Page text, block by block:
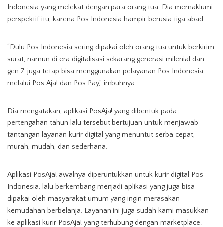
Indonesia yang melekat dengan para orang tua. Dia memaklumi
perspektif itu, karena Pos Indonesia hampir berusia tiga abad.
“Dulu Pos Indonesia sering dipakai oleh orang tua untuk berkirim
surat, namun di era digitalisasi sekarang generasi milenial dan
gen Z juga tetap bisa menggunakan pelayanan Pos Indonesia
melalui Pos Aja! dan Pos Pay,” imbuhnya.
Dia mengatakan, aplikasi PosAja! yang dibentuk pada
pertengahan tahun lalu tersebut bertujuan untuk menjawab
tantangan layanan kurir digital yang menuntut serba cepat,
murah, mudah, dan sederhana.
Aplikasi PosAja! awalnya diperuntukkan untuk kurir digital Pos
Indonesia, lalu berkembang menjadi aplikasi yang juga bisa
dipakai oleh masyarakat umum yang ingin merasakan
kemudahan berbelanja. Layanan ini juga sudah kami masukkan
ke aplikasi kurir PosAja! yang terhubung dengan marketplace.